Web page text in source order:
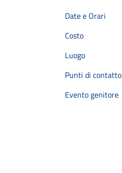
Date e Orari
Costo
Luogo
Punti di contatto
Evento genitore